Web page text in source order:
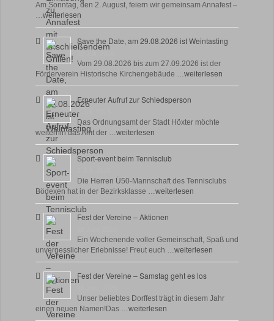
Am Sonntag, den 2. August, feiern wir gemeinsam Annafest –
…weiterlesen
Save the Date, am 29.08.2026 ist Weintasting
Vom 29.08.2026 bis zum 27.09.2026 ist der
Förderverein Historische Kirchengebäude …weiterlesen
Erneuter Aufruf zur Schiedsperson
8 Juli, 2026
Das Ordnungsamt der Stadt Höxter möchte
weiterhin das Amt der …weiterlesen
Sport-event beim Tennisclub
Die Herren Ü50-Mannschaft des Tennisclubs
Bödexen hat in der Bezirksklasse …weiterlesen
Fest der Vereine – Aktionen
Ein Wochenende voller Gemeinschaft, Spaß und
unvergesslicher Erlebnisse! Freut euch …weiterlesen
Fest der Vereine – Samstag geht es los
Unser beliebtes Dorffest trägt in diesem Jahr
einen neuen Namen!Das …weiterlesen